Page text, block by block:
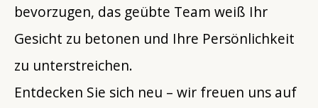
bevorzugen, das geübte Team weiß Ihr
Gesicht zu betonen und Ihre Persönlichkeit
zu unterstreichen.
Entdecken Sie sich neu – wir freuen uns auf